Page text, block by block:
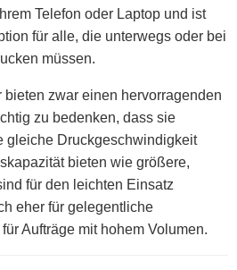
Telefon oder Laptop und ist
für alle, die unterwegs oder bei
müssen.
bieten zwar einen hervorragenden
zu bedenken, dass sie
gleiche Druckgeschwindigkeit
bieten wie größere,
für den leichten Einsatz
eher für gelegentliche
Aufträge mit hohem Volumen.